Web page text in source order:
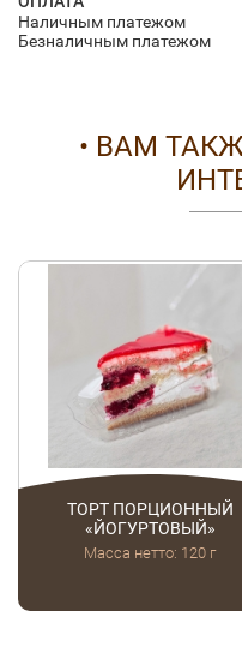
Наличным платежом
Безналичным платежом
• ВАМ
ТОРТ ПОРЦИОННЫЙ
«ЙОГУРТОВЫЙ»
Масса нетто: 120 г